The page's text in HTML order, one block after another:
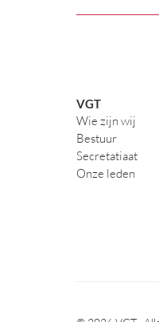
VGT
Wie zijn wij
Bestuur
Secretatiaat
Onze leden